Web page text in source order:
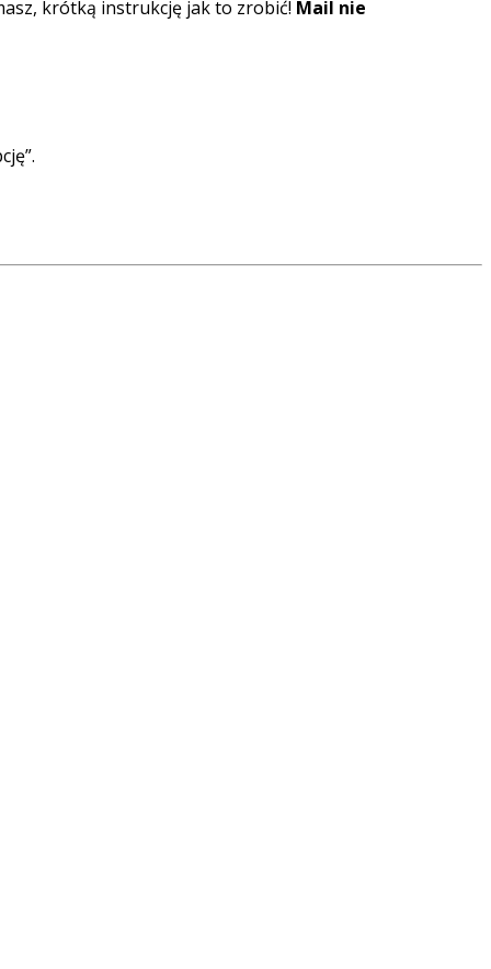
krótką instrukcję jak to zrobić! Mail nie